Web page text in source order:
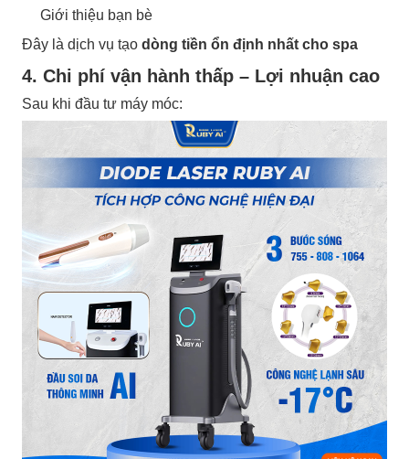
Giới thiệu bạn bè
Đây là dịch vụ tạo dòng tiền ổn định nhất cho spa
4. Chi phí vận hành thấp – Lợi nhuận cao
Sau khi đầu tư máy móc: